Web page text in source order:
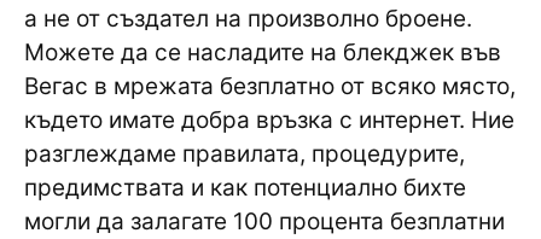
а не от създател на произволно броене.
Можете да се насладите на блекджек във
Вегас в мрежата безплатно от всяко място,
където имате добра връзка с интернет. Ние
разглеждаме правилата, процедурите,
предимствата и как потенциално бихте
могли да залагате 100 процента безплатни